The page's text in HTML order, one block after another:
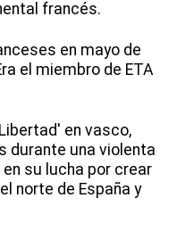
francés.
en mayo de
el miembro de ETA
en vasco,
durante una violenta
su lucha por crear
norte de España y